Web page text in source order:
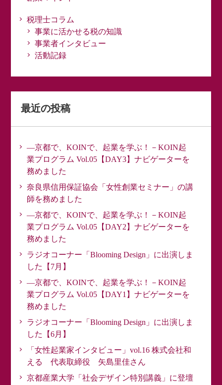
税理士コラム
事業に活かせる税の知識
事業者インタビュー
活動記録
最近の投稿
―京都で、KOINで、起業を学ぶ！－KOIN起
業プログラム Vol.05【DAY3】ナビゲーターを
務めました
奈良県信用保証協会「女性創業セミナー」の講
師を務めました
―京都で、KOINで、起業を学ぶ！－KOIN起
業プログラム Vol.05【DAY2】ナビゲーターを
務めました
ラジオコーナー「Blooming Design」に出演しま
した【7月】
―京都で、KOINで、起業を学ぶ！－KOIN起
業プログラム Vol.05【DAY1】ナビゲーターを
務めました
ラジオコーナー「Blooming Design」に出演しま
した【6月】
「女性起業家インタビュー」vol.16 株式会社和
える 代表取締役 矢島里佳さん
京都産業大学「社会デザイン特別講義」に登壇